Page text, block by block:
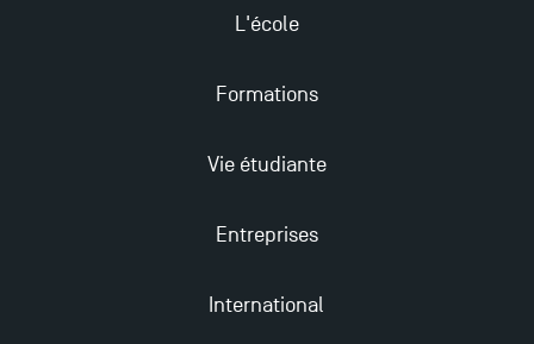
L'école
Formations
Vie étudiante
Entreprises
International